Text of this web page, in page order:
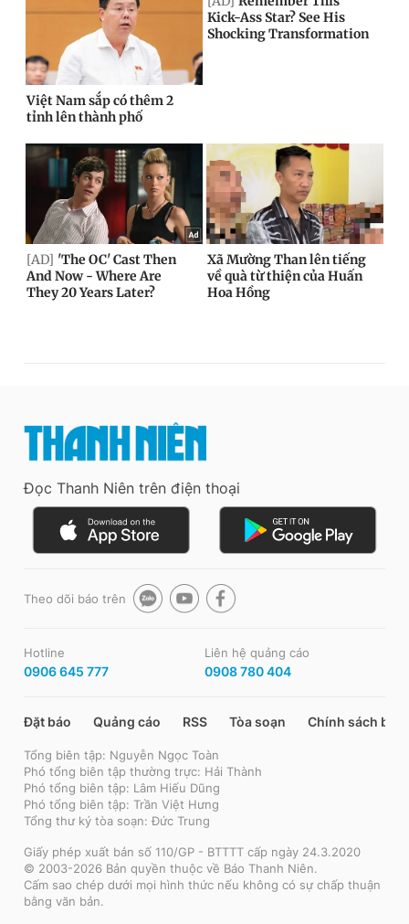
Đọc Thanh Niên trên điện thoại
Theo dõi báo trên
Hotline
0906 645 777
Liên hệ quảng cáo
0908 780 404
Đặt báo Quảng cáo RSS Tòa soạn Chính sách bảo
Tổng biên tập: Nguyễn Ngọc Toàn
Phó tổng biên tập thường trực: Hải Thành
Phó tổng biên tập: Lâm Hiếu Dũng
Phó tổng biên tập: Trần Việt Hưng
Tổng thư ký tòa soạn: Đức Trung
Giấy phép xuất bản số 110/GP - BTTTT cấp ngày 24.3.2020
© 2003-2026 Bản quyền thuộc về Báo Thanh Niên.
Cấm sao chép dưới mọi hình thức nếu không có sự chấp thuận
bằng văn bản.